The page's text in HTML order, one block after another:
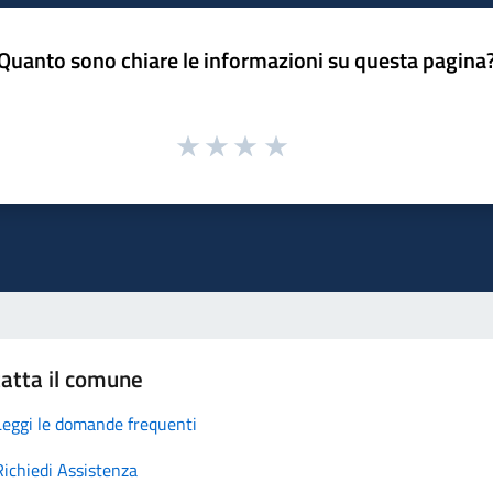
sono chiare le informazioni su questa
il comune
le domande frequenti
Assistenza